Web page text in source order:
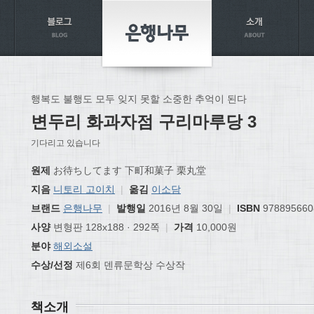
행복도 불행도 모두 잊지 못할 소중한 추억이 된다
변두리 화과자점 구리마루당 3
기다리고 있습니다
원제 お待ちしてます 下町和菓子 栗丸堂
지음 니토리 고이치 | 옮김 이소담
브랜드 은행나무 | 발행일 2016년 8월 30일 | ISBN
사양변형판 128x188 · 292쪽 | 가격 10,000원
분야 해외소설
수상/선정 제6회 덴류문학상 수상작
책소개